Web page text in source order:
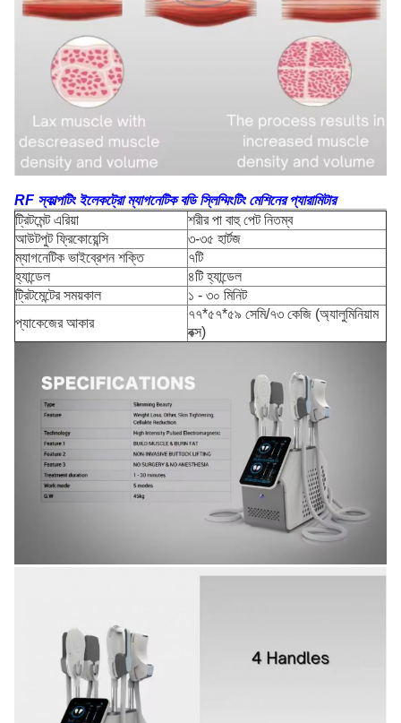
RF স্কাল্পটিং ইলেকট্রো ম্যাগনেটিক বডি স্লিম্মিংটিং মেশিনের প্যারামিটার
ট্রিটমেন্ট এরিয়া
শরীর পা বাহু পেট নিতম্ব
আউটপুট ফ্রিকোয়েন্সি
৩-৩৫ হার্টজ
ম্যাগনেটিক ভাইব্রেশন শক্তি
৭টি
হ্যান্ডেল
৪টি হ্যান্ডেল
ট্রিটমেন্টের সময়কাল
১ - ৩০ মিনিট
প্যাকেজের আকার
৭৭*৫৭*৫৯ সেমি/৭৩ কেজি (অ্যালুমিনিয়াম
বক্স)